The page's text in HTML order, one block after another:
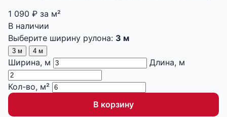
1 090 ₽ за м²
В наличии
Выберите ширину рулона: 3 м
3 м 4 м
Ширина, м Длина, м
Кол-во, м²
В корзину